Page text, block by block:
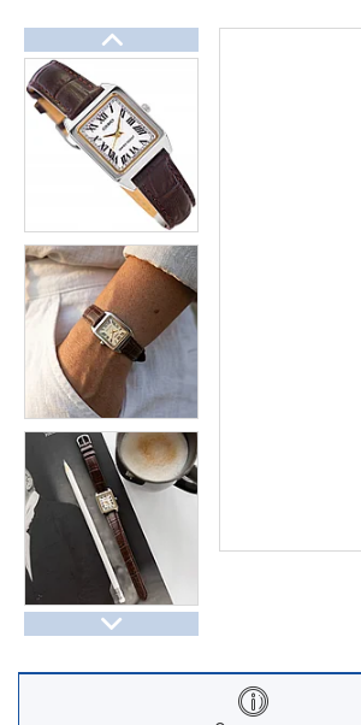
Часы Casio Pro Trek
Atlantic (Швейцария,est 1888)
Casio-Женские часы
Часы Casio Retro
Часы ORIENT
Часы Восток (Чистопольский
завод)
Часы Seiko
Casio спортивные часы
Будильники / настольные часы
Парные модели | СКИДКИ
Новости
Статьи